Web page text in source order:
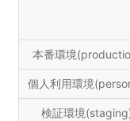
本番環境
個人利用環境
検証環境